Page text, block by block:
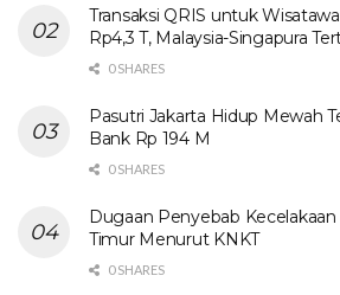
Transaksi QRIS untuk
Rp4,3 T, Malaysia-Singapura
0 SHARES
Pasutri Jakarta Hidup Mewah
Bank Rp 194 M
0 SHARES
Dugaan Penyebab
Timur Menurut KNKT
0 SHARES